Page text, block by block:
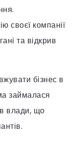
своєї компанії
та відкрив
бізнес в
займалася
влади, що